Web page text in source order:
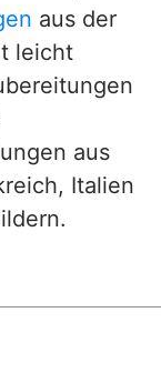
aus der
leicht
aus
Italien